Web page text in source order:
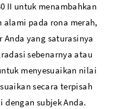
II untuk menambahkan
pada rona merah,
yang saturasinya
sebenarnya atau
menyesuaikan nilai
secara terpisah
subjek Anda.